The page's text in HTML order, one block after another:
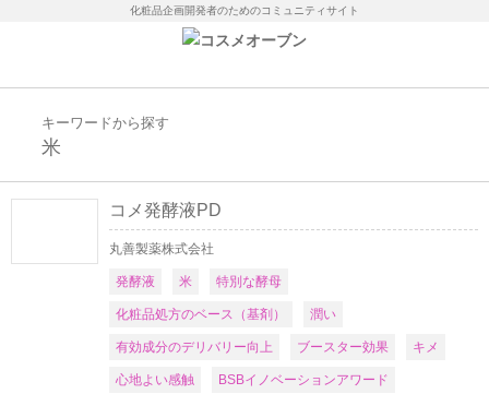
化粧品企画開発者のためのコミュニティサイト
キーワードから探す
米
コメ発酵液PD
丸善製薬株式会社
発酵液 米 特別な酵母
化粧品処方のベース（基剤） 潤い
有効成分のデリバリー向上 ブースター効果 キメ
心地よい感触 BSBイノベーションアワード